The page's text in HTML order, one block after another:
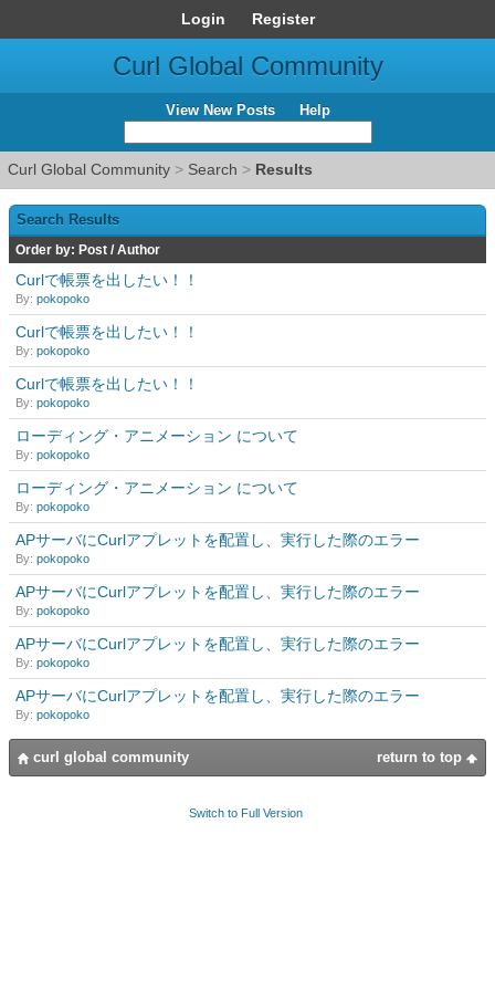
Login Register
Curl Global Community
View New Posts Help
Curl Global Community > Search > Results
Search Results
Order by: Post / Author
Curlで帳票を出したい！！
By: pokopoko
Curlで帳票を出したい！！
By: pokopoko
Curlで帳票を出したい！！
By: pokopoko
ローディング・アニメーション について
By: pokopoko
ローディング・アニメーション について
By: pokopoko
APサーバにCurlアプレットを配置し、実行した際のエラー
By: pokopoko
APサーバにCurlアプレットを配置し、実行した際のエラー
By: pokopoko
APサーバにCurlアプレットを配置し、実行した際のエラー
By: pokopoko
APサーバにCurlアプレットを配置し、実行した際のエラー
By: pokopoko
return to top
curl global community
Switch to Full Version